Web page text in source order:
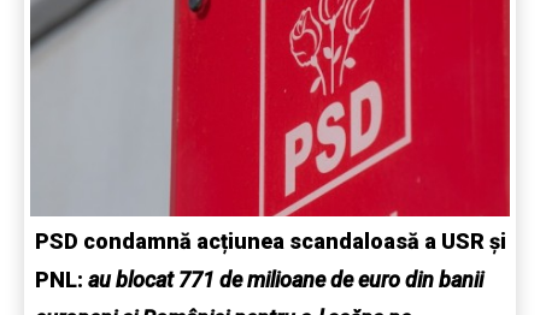
PSD condamnă acțiunea scandaloasă a USR și
PNL: au blocat 771 de milioane de euro din banii